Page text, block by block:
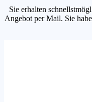
Sie erhalten
Angebot per Mail. Sie